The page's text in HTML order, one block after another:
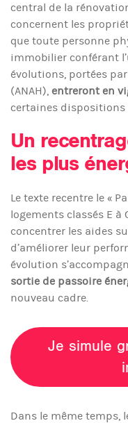
central de la
concernent les
que toute personne
immobilier conférant
évolutions, portées
(ANAH), entreront en
certaines dispositions
Un
les plus
Le texte recentre le «
logements classés E à
concentrer les aides
d’améliorer leur
évolution
sortie de passoire
nouveau cadre.
Je simule
Dans le même temps,